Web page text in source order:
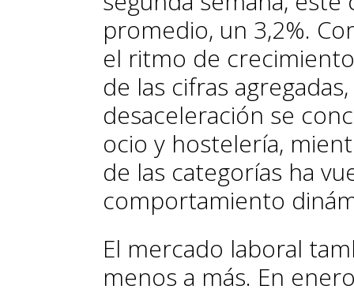
promedio, un 3,2%.
el ritmo de
de las cifras
desaceleración se
ocio y hostelería,
de las categorías ha
comportamiento
El mercado laboral
menos a más. En